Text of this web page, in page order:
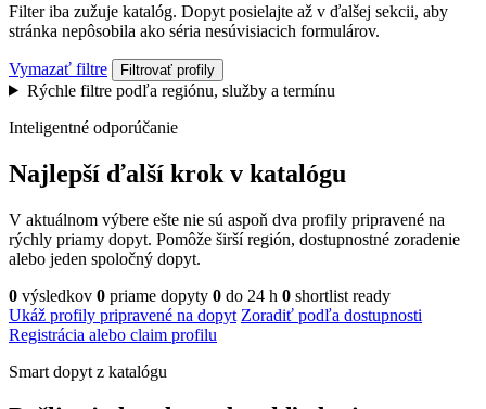
Filter iba zužuje katalóg. Dopyt posielajte až v ďalšej sekcii, aby
stránka nepôsobila ako séria nesúvisiacich formulárov.
Vymazať filtre Filtrovať profily
Rýchle filtre podľa regiónu, služby a termínu
Inteligentné odporúčanie
Najlepší ďalší krok v katalógu
V aktuálnom výbere ešte nie sú aspoň dva profily pripravené na
rýchly priamy dopyt. Pomôže širší región, dostupnostné zoradenie
alebo jeden spoločný dopyt.
0 výsledkov 0 priame dopyty 0 do 24 h 0 shortlist ready
Ukáž profily pripravené na dopyt Zoradiť podľa dostupnosti
Registrácia alebo claim profilu
Smart dopyt z katalógu